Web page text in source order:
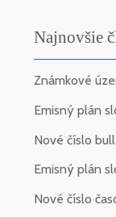
Najnovšie
Známkové
Emisný plán
Nové číslo
Emisný plán
Nové číslo